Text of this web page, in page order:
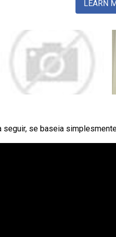
LEARN
se baseia